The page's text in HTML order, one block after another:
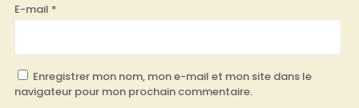
E-mail *
Enregistrer mon nom, mon e-mail et mon site dans le
navigateur pour mon prochain commentaire.